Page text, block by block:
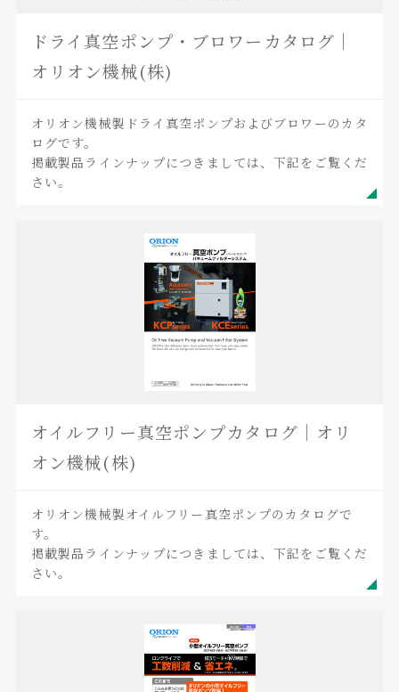
ドライ真空ポンプ・ブロワーカタログ｜
オリオン機械(株)
オリオン機械製ドライ真空ポンプおよびブロワーのカタ
ログです。
掲載製品ラインナップにつきましては、下記をご覧くだ
さい。
オイルフリー真空ポンプカタログ｜オリ
オン機械(株)
オリオン機械製オイルフリー真空ポンプのカタログで
す。
掲載製品ラインナップにつきましては、下記をご覧くだ
さい。